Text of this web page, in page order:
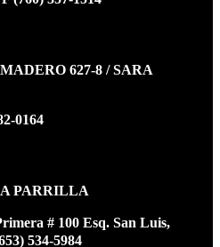
627-8 / SARA
0164
PARRILLA
# 100 Esq. San Luis,
534-5984